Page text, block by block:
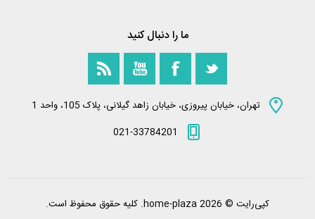
ما را دنبال کنید
تهران، خیابان پیروزی، خیابان زاهد گیلانی، پلاک 105، واحد 1
021-33784201
کپی‌رایت © 2026 home-plaza. کلیه حقوق محفوظ است.